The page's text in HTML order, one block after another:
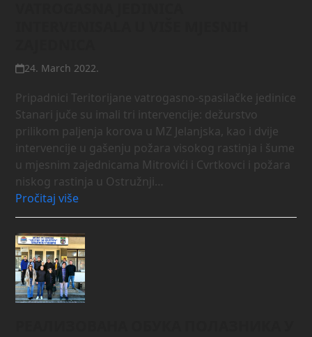
24. March 2022.
Pripadnici Teritorijane vatrogasno-spasilačke jedinice
Stanari juče su imali tri intervencije: dežurstvo
prilikom paljenja korova u MZ Jelanjska, kao i dvije
intervencije u gašenju požara visokog rastinja i šume
u mjesnim zajednicama Mitrovići i Cvrtkovci i požara
niskog rastinja u Ostružnji…
Pročitaj više